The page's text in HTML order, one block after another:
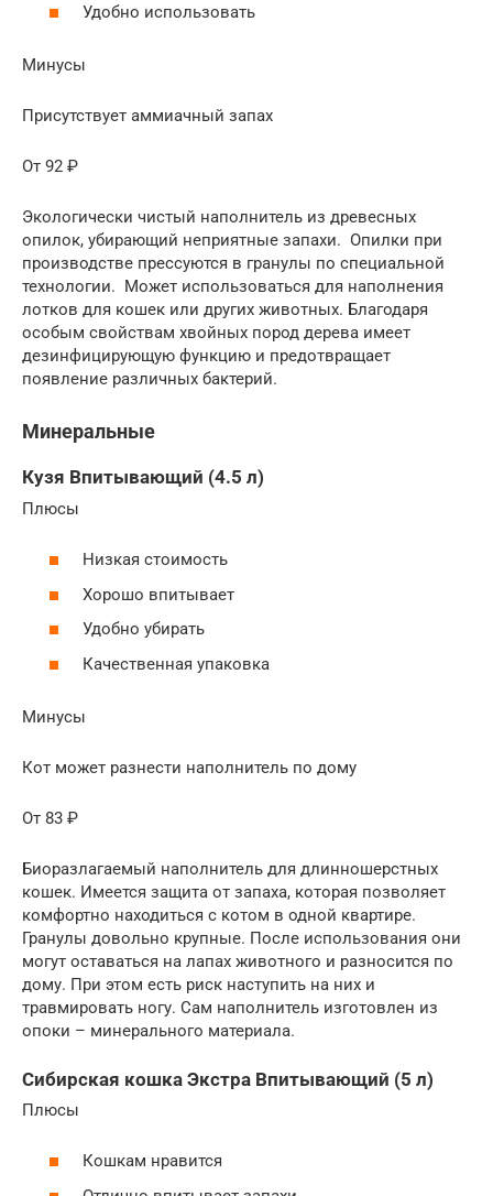
Удобно использовать
Минусы
Присутствует аммиачный запах
От 92 ₽
Экологически чистый наполнитель из древесных
опилок, убирающий неприятные запахи. Опилки при
производстве прессуются в гранулы по специальной
технологии. Может использоваться для наполнения
лотков для кошек или других животных. Благодаря
особым свойствам хвойных пород дерева имеет
дезинфицирующую функцию и предотвращает
появление различных бактерий.
Минеральные
Кузя Впитывающий (4.5 л)
Плюсы
Низкая стоимость
Хорошо впитывает
Удобно убирать
Качественная упаковка
Минусы
Кот может разнести наполнитель по дому
От 83 ₽
Биоразлагаемый наполнитель для длинношерстных
кошек. Имеется защита от запаха, которая позволяет
комфортно находиться с котом в одной квартире.
Гранулы довольно крупные. После использования они
могут оставаться на лапах животного и разносится по
дому. При этом есть риск наступить на них и
травмировать ногу. Сам наполнитель изготовлен из
опоки – минерального материала.
Сибирская кошка Экстра Впитывающий (5 л)
Плюсы
Кошкам нравится